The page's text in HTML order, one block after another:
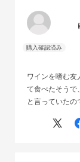
ワインを嗜む友
て食べたそうで
と言っていたの